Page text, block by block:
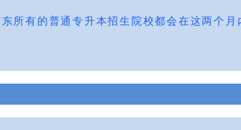
所有的普通专升本招生院校都会在这两个